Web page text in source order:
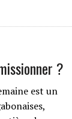
?
est un